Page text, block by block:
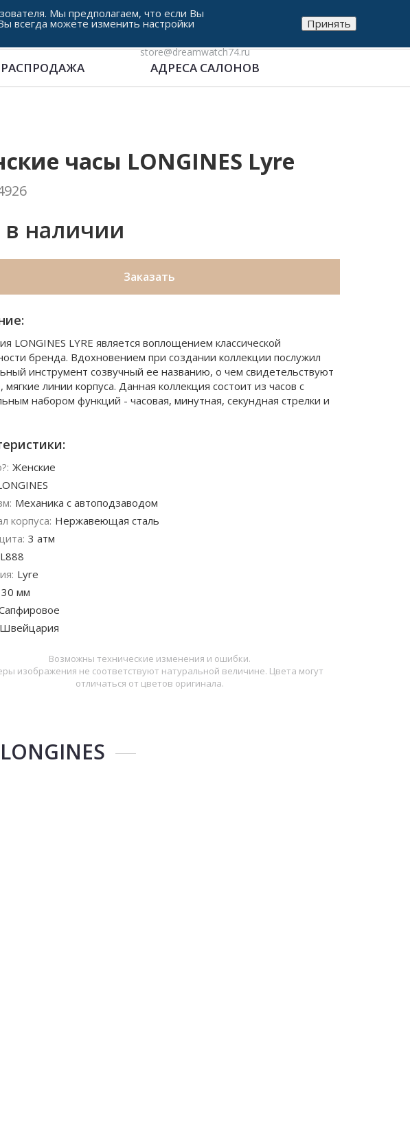
8-912-771-38-05
store@dreamwatch74.ru
РАСПРОДАЖА АДРЕСА САЛОНОВ
часы LONGINES Lyre
в наличии
Заказать
LONGINES LYRE является воплощением классической
бренда. Вдохновением при создании коллекции послужил
инструмент созвучный ее названию, о чем свидетельствуют
мягкие линии корпуса. Данная коллекция состоит из часов с
набором функций - часовая, минутная, секундная стрелки и
Женские
Механика с автоподзаводом
корпуса: Нержавеющая сталь
3 атм
L888
Lyre
30 мм
Швейцария
Возможны технические изменения и ошибки.
изображения не соответствуют натуральной величине. Цвета могут
отличаться от цветов оригинала.
Мы предполагаем, что если Вы
всегда можете изменить настройки Принять